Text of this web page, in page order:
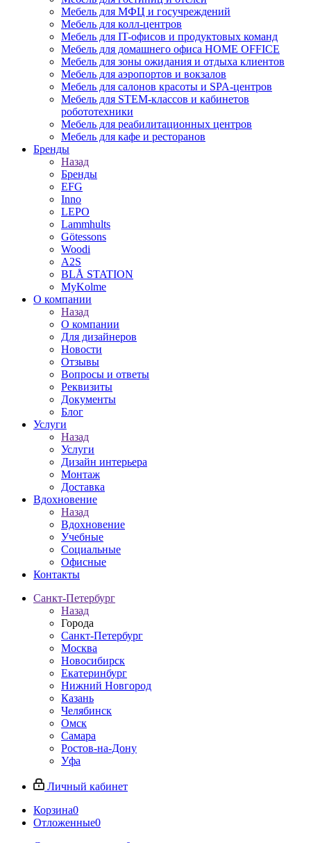
Мебель для МФЦ и госучреждений
Мебель для колл-центров
Мебель для IT-офисов и продуктовых команд
Мебель для домашнего офиса HOME OFFICE
Мебель для зоны ожидания и отдыха клиентов
Мебель для аэропортов и вокзалов
Мебель для салонов красоты и SPA-центров
Мебель для STEM-классов и кабинетов
робототехники
Мебель для реабилитационных центров
Мебель для кафе и ресторанов
Бренды
Назад
Бренды
EFG
Inno
LEPO
Lammhults
Götessons
Woodi
A2S
BLÅ STATION
MyKolme
О компании
Назад
О компании
Для дизайнеров
Новости
Отзывы
Вопросы и ответы
Реквизиты
Документы
Блог
Услуги
Назад
Услуги
Дизайн интерьера
Монтаж
Доставка
Вдохновение
Назад
Вдохновение
Учебные
Социальные
Офисные
Контакты
Санкт-Петербург
Назад
Города
Санкт-Петербург
Москва
Новосибирск
Екатеринбург
Нижний Новгород
Казань
Челябинск
Омск
Самара
Ростов-на-Дону
Уфа
Личный кабинет
Корзина0
Отложенные0